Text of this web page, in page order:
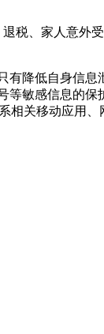
税、家人意外
有降低自身信息
等敏感信息的保
关移动应用、